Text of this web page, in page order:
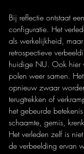
Bij reflectie ontstaat
configuratie. Het
als werkelijkheid,
retrospectieve
huidige NU. Ook hier
polen weer samen.
opnieuw zwaar
terugtrekken of
het gebeurde
schaamte, gemis,
Het verleden zelf is
de verbeelding ervan